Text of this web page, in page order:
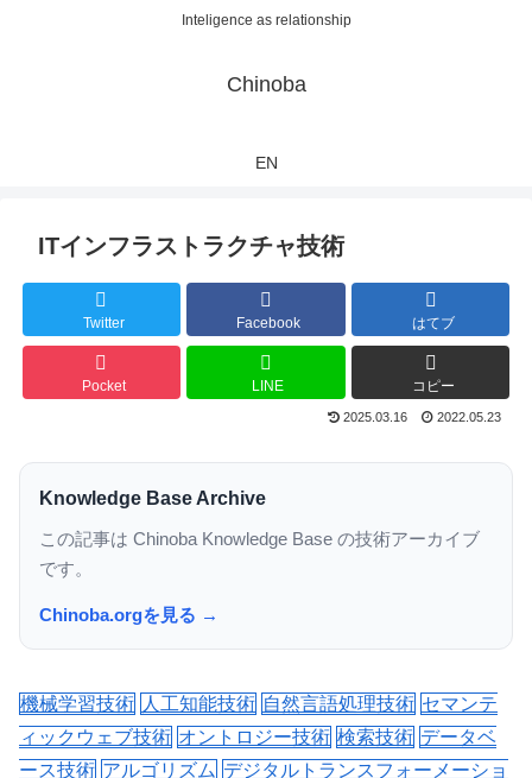
Inteligence as relationship
Chinoba
EN
ITインフラストラクチャ技術
Twitter Facebook はてブ
Pocket LINE コピー
2025.03.16 2022.05.23
Knowledge Base Archive
この記事は Chinoba Knowledge Base の技術アーカイブ
です。
Chinoba.orgを見る →
機械学習技術 人工知能技術 自然言語処理技術 セマンテ
ィックウェブ技術 オントロジー技術 検索技術 データベ
ース技術 アルゴリズム デジタルトランスフォーメーショ